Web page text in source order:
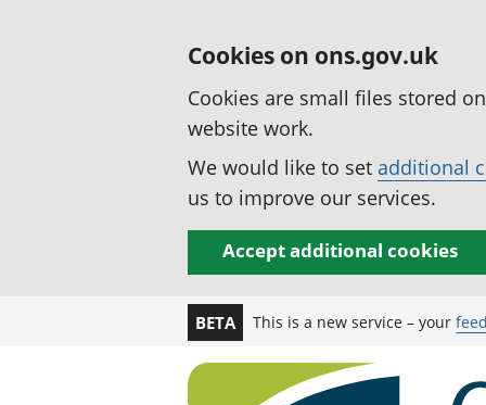
Cookies on ons.gov.uk
Cookies are small files stored
website work.
We would like to set additional
us to improve our services.
Accept additional cookies
BETA This is a new service – your